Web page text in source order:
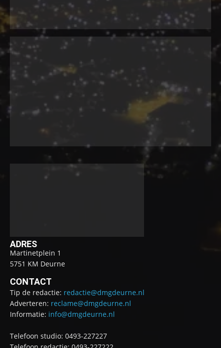
ADRES
Martinetplein 1
5751 KM Deurne
CONTACT
Tip de redactie: redactie@dmgdeurne.nl
Adverteren: reclame@dmgdeurne.nl
Informatie: info@dmgdeurne.nl
Telefoon studio: 0493-227227